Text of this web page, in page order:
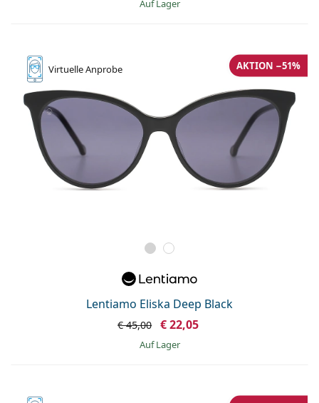
auf Lager
VirtuelleAnprobe
Lentiamo Eliska Deep Black
AKTION −51%
€ 45,00 € 22,05
auf Lager